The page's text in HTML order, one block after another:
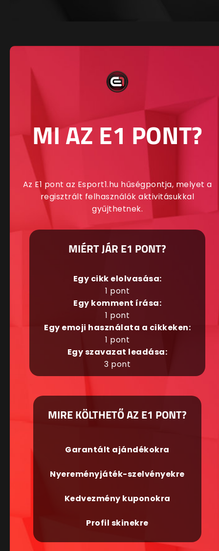
MI AZ E1 PONT?
Az E1 pont az Esport1.hu hűségpontja, melyet a
regisztrált felhasználók aktivitásukkal
gyűjthetnek.
MIÉRT JÁR E1 PONT?
Egy cikk elolvasása:
1 pont
Egy komment írása:
1 pont
Egy emoji használata a cikkeken:
1 pont
Egy szavazat leadása:
3 pont
MIRE KÖLTHETŐ AZ E1 PONT?
Garantált ajándékokra
Nyereményjáték-szelvényekre
Kedvezmény kuponokra
Profil skinekre